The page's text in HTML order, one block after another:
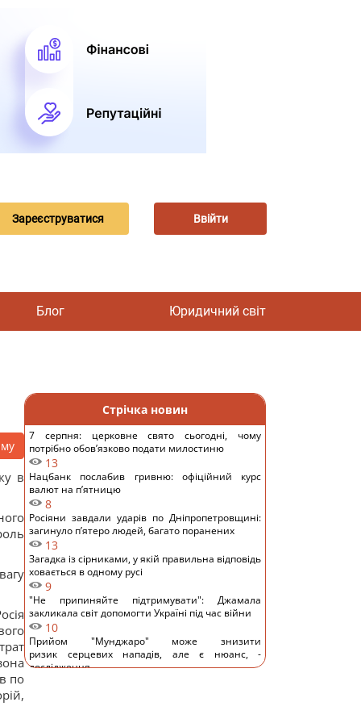
Зареєструватися Ввійти
Блог Юридичний світ
в
по
Стрічка новин
7 серпня: церковне свято сьогодні, чому
потрібно обов’язково подати милостиню
13
Нацбанк послабив гривню: офіційний курс
валют на п’ятницю
8
Росіяни завдали ударів по Дніпропетровщині:
загинуло пʼятеро людей, багато поранених
13
Загадка із сірниками, у якій правильна відповідь
ховається в одному русі
9
"Не припиняйте підтримувати": Джамала
закликала світ допомогти Україні під час війни
10
Прийом "Мунджаро" може знизити
ризик серцевих нападів, але є нюанс, -
дослідження